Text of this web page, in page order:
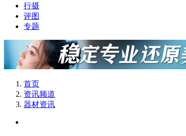
行摄
评图
专题
首页
资讯频道
器材资讯